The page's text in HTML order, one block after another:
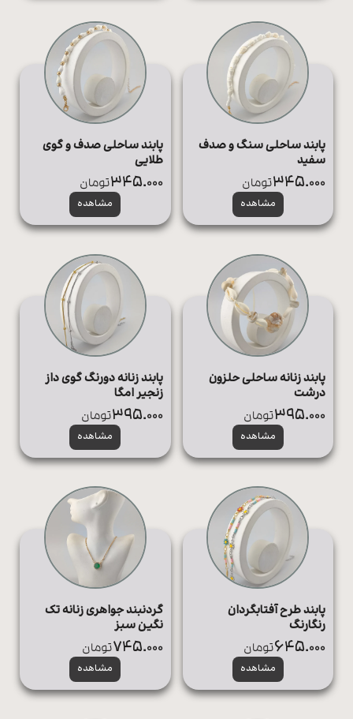
پابند ساحلی سنگ و صدف
سفید
مشاهده
345.000تومان
پابند ساحلی صدف و گوی
طلایی
مشاهده
345.000تومان
پابند زنانه ساحلی حلزون
درشت
مشاهده
395.000تومان
پابند زنانه دورنگ گوی داز
زنجیر امگا
مشاهده
395.000تومان
پابند طرح آفتابگردان
رنگارنگ
مشاهده
645.000تومان
گردنبند جواهری زنانه تک
نگین سبز
مشاهده
745.000تومان